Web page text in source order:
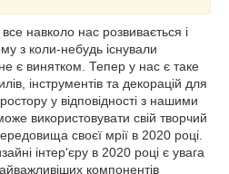
навколо нас розвивається і
з коли-небудь існували
є винятком. Тепер у нас є таке
інструментів та декорацій для
у відповідності з нашими
використовувати свій творчий
своєї мрії в 2020 році.
інтер'єру в 2020 році є увага
компонентів